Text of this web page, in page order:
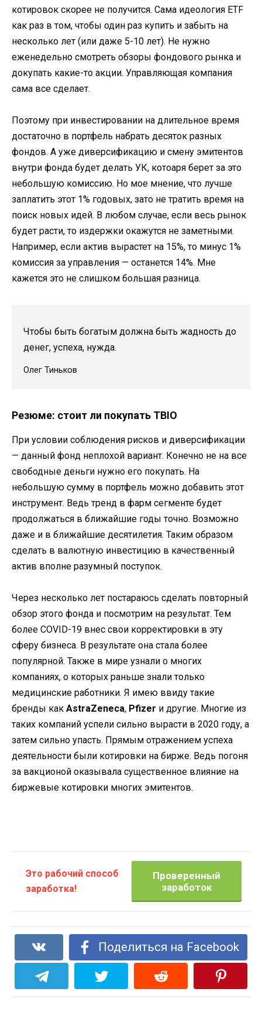
котировок скорее не получится. Сама идеология ETF
как раз в том, чтобы один раз купить и забыть на
несколько лет (или даже 5-10 лет). Не нужно
еженедельно смотреть обзоры фондового рынка и
докупать какие-то акции. Управляющая компания
сама все сделает.
Поэтому при инвестировании на длительное время
достаточно в портфель набрать десяток разных
фондов. А уже диверсификацию и смену эмитентов
внутри фонда будет делать УК, котоаря берет за это
небольшую комиссию. Но мое мнение, что лучше
заплатить этот 1% годовых, зато не тратить время на
поиск новых идей. В любом случае, если весь рынок
будет расти, то издержки окажутся не заметными.
Например, если актив вырастет на 15%, то минус 1%
комиссия за управления — останется 14%. Мне
кажется это не слишком большая разница.
Чтобы быть богатым должна быть жадность до
денег, успеха, нужда.
Олег Тиньков
Резюме: стоит ли покупать TBIO
При условии соблюдения рисков и диверсификации
— данный фонд неплохой вариант. Конечно не на все
свободные деньги нужно его покупать. На
небольшую сумму в портфель можно добавить этот
инструмент. Ведь тренд в фарм сегменте будет
продолжаться в ближайшие годы точно. Возможно
даже и в ближайшие десятилетия. Таким образом
сделать в валютную инвестицию в качественный
актив вполне разумный поступок.
Через несколько лет постараюсь сделать повторный
обзор этого фонда и посмотрим на результат. Тем
более COVID-19 внес свои корректировки в эту
сферу бизнеса. В результате она стала более
популярной. Также в мире узнали о многих
компаниях, о которых раньше знали только
медицинские работники. Я имею ввиду такие
бренды как AstraZeneca, Pfizer и другие. Многие из
таких компаний успели сильно вырасти в 2020 году, а
затем сильно упасть. Прямым отражением успеха
деятельности были котировки на бирже. Ведь погоня
за вакционой оказывала существенное влияние на
биржевые котировки многих эмитентов.
Это рабочий способ
заработка!
Проверенный
заработок
Поделиться на Facebook